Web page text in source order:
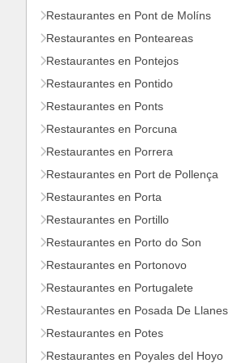
Restaurantes en Pont de Molíns
Restaurantes en Ponteareas
Restaurantes en Pontejos
Restaurantes en Pontido
Restaurantes en Ponts
Restaurantes en Porcuna
Restaurantes en Porrera
Restaurantes en Port de Pollença
Restaurantes en Porta
Restaurantes en Portillo
Restaurantes en Porto do Son
Restaurantes en Portonovo
Restaurantes en Portugalete
Restaurantes en Posada De Llanes
Restaurantes en Potes
Restaurantes en Poyales del Hoyo